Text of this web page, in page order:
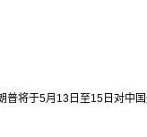
普将于5月13日至15日对中